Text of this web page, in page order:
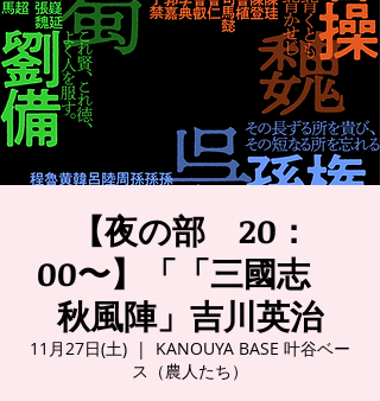
【夜の部 20：
00〜】「「三國志
秋風陣」吉川英治
11月27日(土)
  |
KANOUYA BASE 叶谷ベー
ス（農人たち）